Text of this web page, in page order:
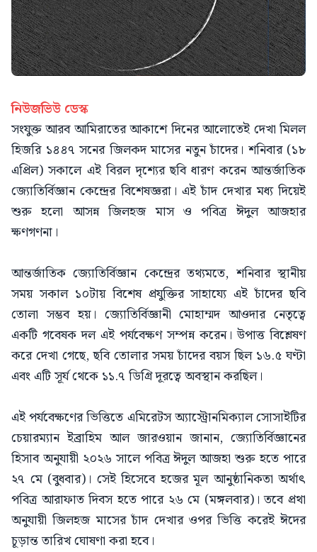
নিউজভিউ ডেস্ক
সংযুক্ত আরব আমিরাতের আকাশে দিনের আলোতেই দেখা মিলল
হিজরি ১৪৪৭ সনের জিলকদ মাসের নতুন চাঁদের। শনিবার (১৮
এপ্রিল) সকালে এই বিরল দৃশ্যের ছবি ধারণ করেন আন্তর্জাতিক
জ্যোতির্বিজ্ঞান কেন্দ্রের বিশেষজ্ঞরা। এই চাঁদ দেখার মধ্য দিয়েই
শুরু হলো আসন্ন জিলহজ মাস ও পবিত্র ঈদুল আজহার
ক্ষণগণনা।
আন্তর্জাতিক জ্যোতির্বিজ্ঞান কেন্দ্রের তথ্যমতে, শনিবার স্থানীয়
সময় সকাল ১০টায় বিশেষ প্রযুক্তির সাহায্যে এই চাঁদের ছবি
তোলা সম্ভব হয়। জ্যোতির্বিজ্ঞানী মোহাম্মদ আওদার নেতৃত্বে
একটি গবেষক দল এই পর্যবেক্ষণ সম্পন্ন করেন। উপাত্ত বিশ্লেষণ
করে দেখা গেছে, ছবি তোলার সময় চাঁদের বয়স ছিল ১৬.৫ ঘণ্টা
এবং এটি সূর্য থেকে ১১.৭ ডিগ্রি দূরত্বে অবস্থান করছিল।
এই পর্যবেক্ষণের ভিত্তিতে এমিরেটস অ্যাস্ট্রোনমিক্যাল সোসাইটির
চেয়ারম্যান ইব্রাহিম আল জারওয়ান জানান, জ্যোতির্বিজ্ঞানের
হিসাব অনুযায়ী ২০২৬ সালে পবিত্র ঈদুল আজহা শুরু হতে পারে
২৭ মে (বুধবার)। সেই হিসেবে হজের মূল আনুষ্ঠানিকতা অর্থাৎ
পবিত্র আরাফাত দিবস হতে পারে ২৬ মে (মঙ্গলবার)। তবে প্রথা
অনুযায়ী জিলহজ মাসের চাঁদ দেখার ওপর ভিত্তি করেই ঈদের
চূড়ান্ত তারিখ ঘোষণা করা হবে।